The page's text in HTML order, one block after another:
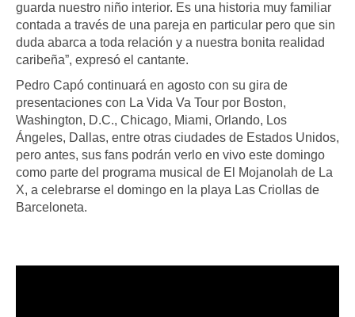
guarda nuestro niño interior. Es una historia muy familiar
contada a través de una pareja en particular pero que sin
duda abarca a toda relación y a nuestra bonita realidad
caribeña”, expresó el cantante.
Pedro Capó continuará en agosto con su gira de
presentaciones con La Vida Va Tour por Boston,
Washington, D.C., Chicago, Miami, Orlando, Los
Ángeles, Dallas, entre otras ciudades de Estados Unidos,
pero antes, sus fans podrán verlo en vivo este domingo
como parte del programa musical de El Mojanolah de La
X, a celebrarse el domingo en la playa Las Criollas de
Barceloneta.